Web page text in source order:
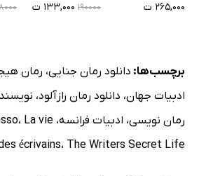
۲۶۵,۰۰۰ ت
۱۹۰۰۰۰ ۱۳۳,۰۰۰ ت
برچسب‌ها: دانلود رمان جنایی، رمان
ادبیات جهان، دانلود رمان رازآلود،
رمان نویسی، ادبیات فرانسه، ، La vie
écrivains، The Writers Secret Life